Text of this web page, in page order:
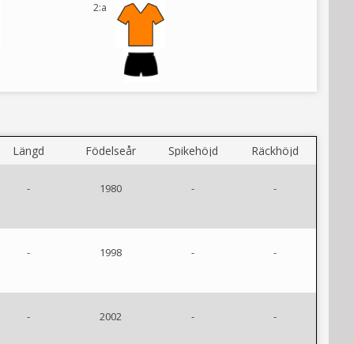
2:a
Längd Födelseår Spikehöjd Räckhöjd
- 1980 - -
- 1998 - -
- 2002 - -